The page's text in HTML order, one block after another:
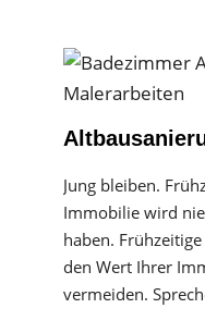
Jung bleiben.
Immobilie wird nie
haben.
den Wert Ihrer
vermeiden.